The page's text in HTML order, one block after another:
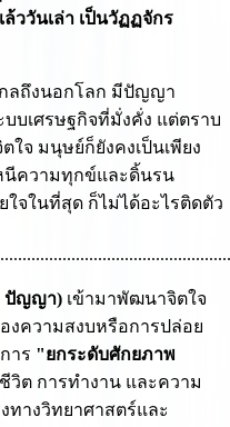
ววันเล่า เป็นวัฏฏจักร
ลถึงนอกโลก มีปัญญา
บเศรษฐกิจที่มั่งคั่ง แต่ตราบ
ใจ มนุษย์ก็ยังคงเป็นเพียง
นีความทุกข์และดิ้นรน
จในที่สุด ก็ไม่ได้อะไรติดตัว
ปัญญา)เข้ามาพัฒนาจิตใจ
งความสงบหรือการปล่อย
าร "ยกระดับศักยภาพ
วิต การทำงาน และความ
ทางวิทยาศาสตร์และ